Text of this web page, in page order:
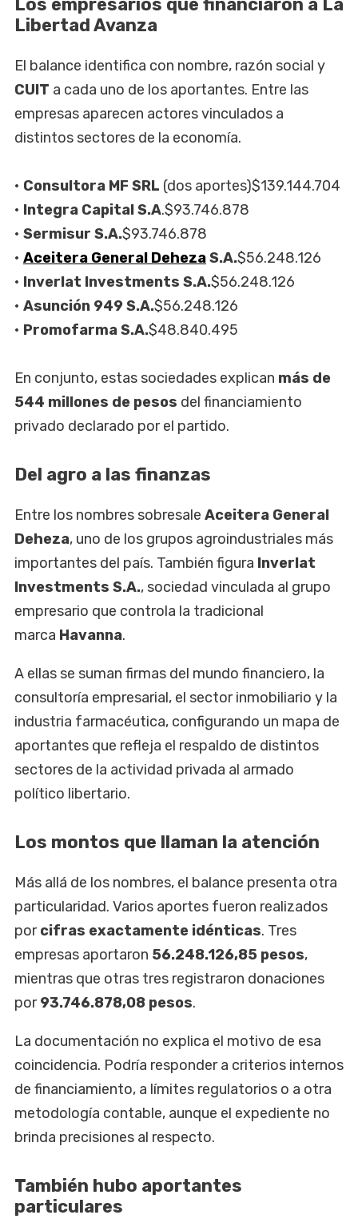
Los empresarios que financiaron a La
Libertad Avanza
El balance identifica con nombre, razón social y
CUIT a cada uno de los aportantes. Entre las
empresas aparecen actores vinculados a
distintos sectores de la economía.
• Consultora MF SRL (dos aportes)$139.144.704
• Integra Capital S.A.$93.746.878
• Sermisur S.A.$93.746.878
• Aceitera General DehezaS.A.$56.248.126
• Inverlat Investments S.A.$56.248.126
• Asunción 949 S.A.$56.248.126
• Promofarma S.A.$48.840.495
En conjunto, estas sociedades explican más de
544 millones de pesos del financiamiento
privado declarado por el partido.
Del agro a las finanzas
Entre los nombres sobresale Aceitera General
Deheza, uno de los grupos agroindustriales más
importantes del país. También figura Inverlat
Investments S.A., sociedad vinculada al grupo
empresario que controla la tradicional
marca Havanna.
A ellas se suman firmas del mundo financiero, la
consultoría empresarial, el sector inmobiliario y la
industria farmacéutica, configurando un mapa de
aportantes que refleja el respaldo de distintos
sectores de la actividad privada al armado
político libertario.
Los montos que llaman la atención
Más allá de los nombres, el balance presenta otra
particularidad. Varios aportes fueron realizados
porcifras exactamente idénticas. Tres
empresas aportaron 56.248.126,85 pesos,
mientras que otras tres registraron donaciones
por93.746.878,08 pesos.
La documentación no explica el motivo de esa
coincidencia. Podría responder a criterios internos
de financiamiento, a límites regulatorios o a otra
metodología contable, aunque el expediente no
brinda precisiones al respecto.
También hubo aportantes
particulares